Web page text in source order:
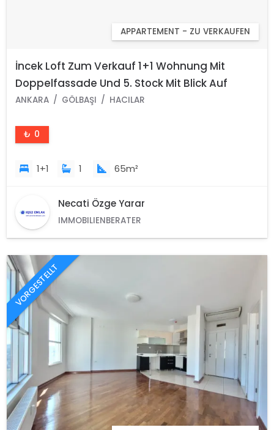
APPARTEMENT - ZU VERKAUFEN
İncek Loft Zum Verkauf 1+1 Wohnung Mit
Doppelfassade Und 5. Stock Mit Blick Auf
Mogan
ANKARA GÖLBAŞI HACILAR
₺ 0
1+1 1 65m²
Necati Özge Yarar
IMMOBILIENBERATER
VORGESTELLT